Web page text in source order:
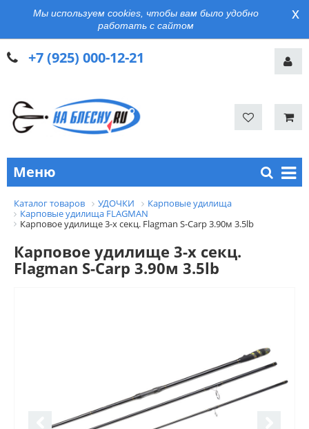
Мы используем cookies, чтобы вам было удобно
работать с сайтом
x
+7 (925) 000-12-21
Меню
Каталог товаров УДОЧКИ
Карповые удилища
Карповые удилища FLAGMAN
Карповое удилище 3-х секц. Flagman S-Carp 3.90м 3.5lb
Карповое удилище 3-х секц.
Flagman S-Carp 3.90м 3.5lb